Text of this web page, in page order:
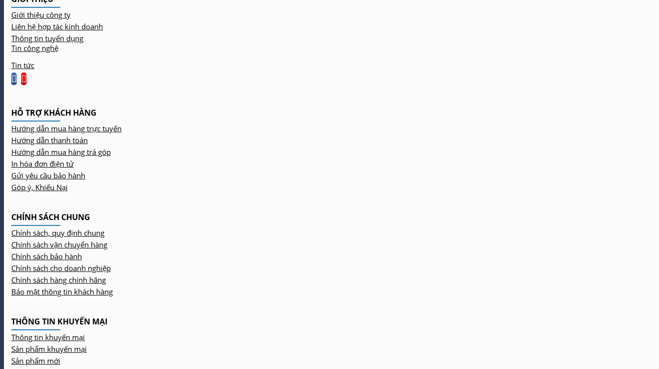
Giới thiệu công ty
Liên hệ hợp tác kinh doanh
Thông tin tuyển dụng
Tin công nghệ
Tin tức
HỖ TRỢ KHÁCH HÀNG
Hướng dẫn mua hàng trực tuyến
Hướng dẫn thanh toán
Hướng dẫn mua hàng trả góp
In hóa đơn điện tử
Gửi yêu cầu bảo hành
Góp ý, Khiếu Nại
CHÍNH SÁCH CHUNG
Chính sách, quy định chung
Chính sách vận chuyển hàng
Chính sách bảo hành
Chính sách cho doanh nghiệp
Chính sách hàng chính hãng
Bảo mật thông tin khách hàng
THÔNG TIN KHUYẾN MẠI
Thông tin khuyến mại
Sản phẩm khuyến mại
Sản phẩm mới